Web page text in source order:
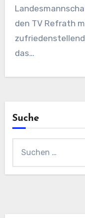
den TV Refrath
das…
Suche
nach: